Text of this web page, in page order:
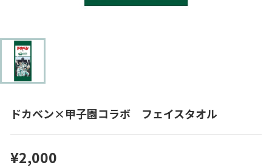
ドカベン×甲子園コラボ フェイスタオル
¥2,000